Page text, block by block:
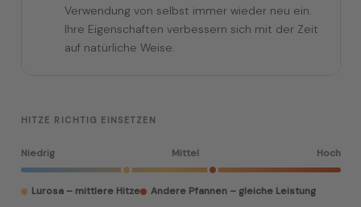
Verwendung von selbst immer wieder neu ein.
Ihre Eigenschaften verbessern sich mit der Zeit
auf natürliche Weise.
HITZE RICHTIG EINSETZEN
Niedrig Mittel Hoch
Lurosa – mittlere Hitze Andere Pfannen – gleiche Leistung